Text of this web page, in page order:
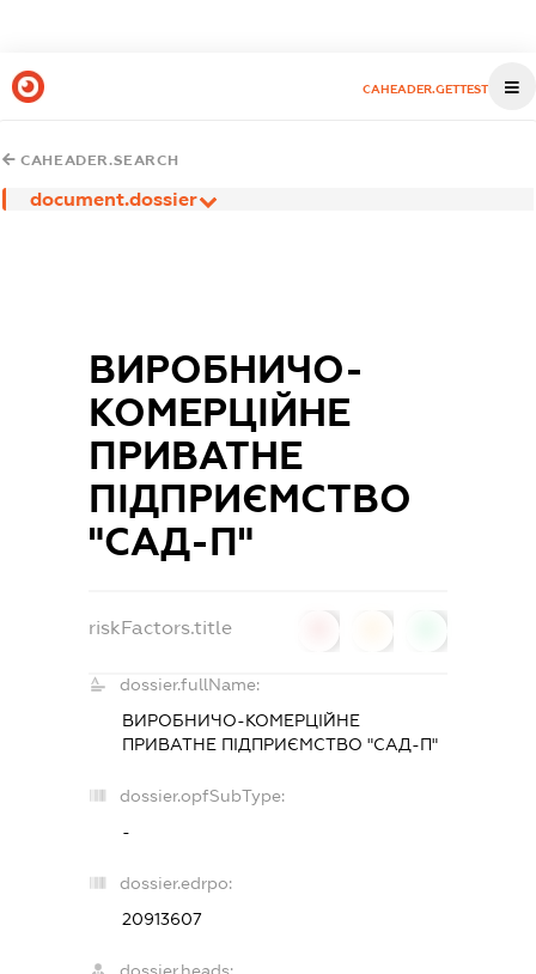
CAHEADER.GETTEST
CAHEADER.SEARCH
document.dossier
ВИРОБНИЧО-
КОМЕРЦІЙНЕ
ПРИВАТНЕ
ПІДПРИЄМСТВО
"САД-П"
riskFactors.title
dossier.fullName:
ВИРОБНИЧО-КОМЕРЦІЙНЕ
ПРИВАТНЕ ПІДПРИЄМСТВО "САД-П"
dossier.opfSubType:
-
dossier.edrpo:
20913607